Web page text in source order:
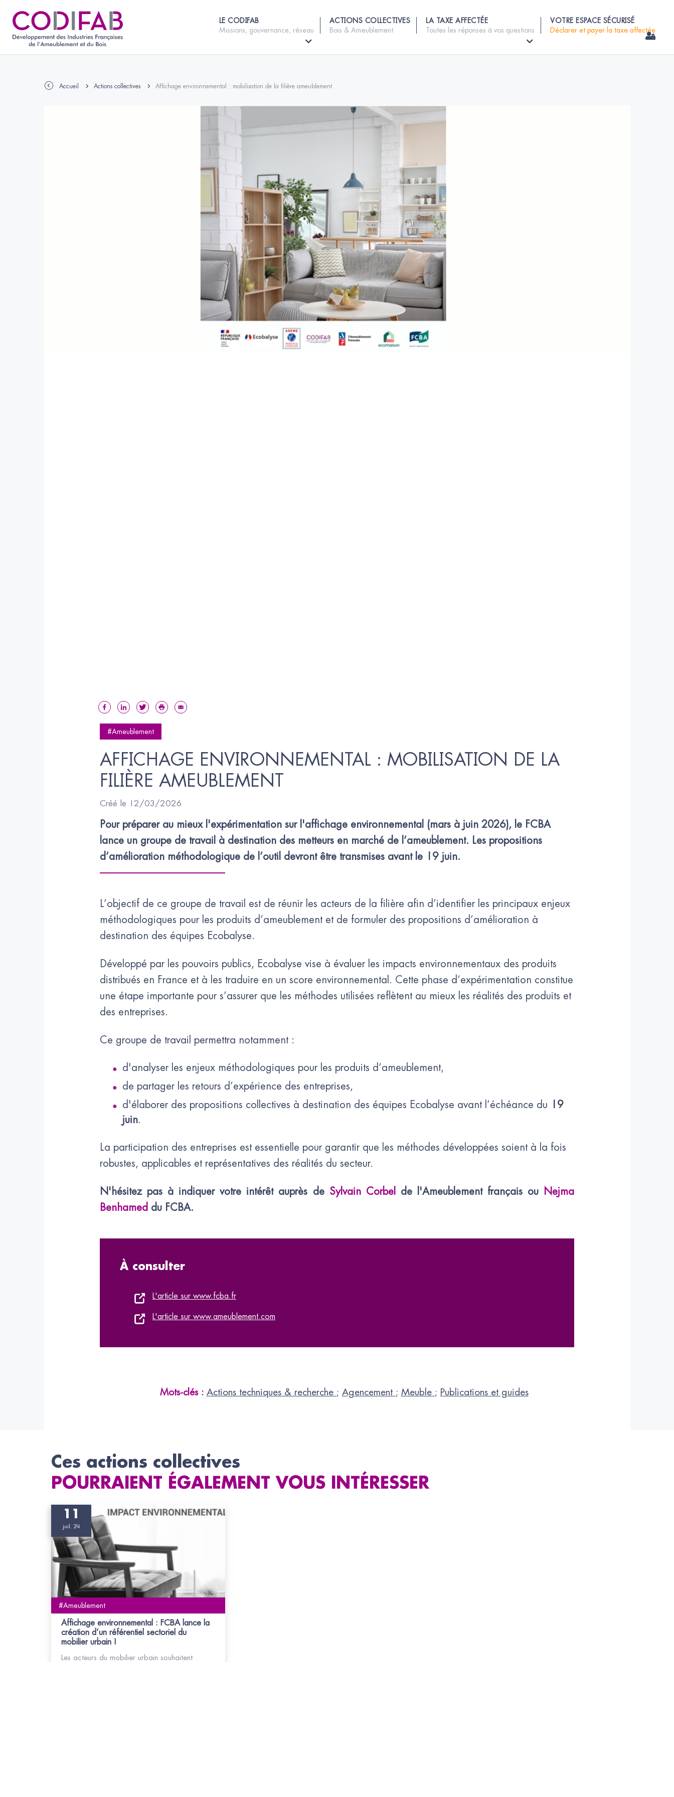
LE CODIFAB
Missions, gouvernance, réseau
ACTIONS COLLECTIVES
Bois & Ameublement
LA TAXE AFFECTÉE
Toutes les réponses à vos questions
VOTRE ESPACE SÉCURISÉ
Déclarer et payer la taxe affectée
Accueil Actions collectives Affichage environnemental : mobilisation de la filière ameublement
#Ameublement
AFFICHAGE ENVIRONNEMENTAL : MOBILISATION DE LA
FILIÈRE AMEUBLEMENT
Créé le 12/03/2026
Pour préparer au mieux l'expérimentation sur l'affichage environnemental (mars à juin 2026), le FCBA
lance un groupe de travail à destination des metteurs en marché de l’ameublement. Les propositions
d’amélioration méthodologique de l’outil devront être transmises avant le 19 juin.
L’objectif de ce groupe de travail est de réunir les acteurs de la filière afin d’identifier les principaux enjeux
méthodologiques pour les produits d’ameublement et de formuler des propositions d’amélioration à
destination des équipes Ecobalyse.
Développé par les pouvoirs publics, Ecobalyse vise à évaluer les impacts environnementaux des produits
distribués en France et à les traduire en un score environnemental. Cette phase d’expérimentation constitue
une étape importante pour s’assurer que les méthodes utilisées reflètent au mieux les réalités des produits et
des entreprises.
Ce groupe de travail permettra notamment :
d'analyser les enjeux méthodologiques pour les produits d’ameublement,
de partager les retours d’expérience des entreprises,
d'élaborer des propositions collectives à destination des équipes Ecobalyse avant l’échéance du
19
juin.
La participation des entreprises est essentielle pour garantir que les méthodes développées soient à la fois
robustes, applicables et représentatives des réalités du secteur.
N'hésitez pas à indiquer votre intérêt auprès de Sylvain Corbel de l'Ameublement français ou
Nejma
Benhamed du FCBA.
À consulter
L'article sur www.fcba.fr
L'article sur www.ameublement.com
Mots-clés : Actions techniques & recherche ; Agencement ; Meuble ; Publications et guides
Ces actions collectives
POURRAIENT ÉGALEMENT VOUS INTÉRESSER
11
juil. 24
#Ameublement
Affichage environnemental : FCBA lance la
création d’un référentiel sectoriel du
mobilier urbain !
Les acteurs du mobilier urbain souhaitent